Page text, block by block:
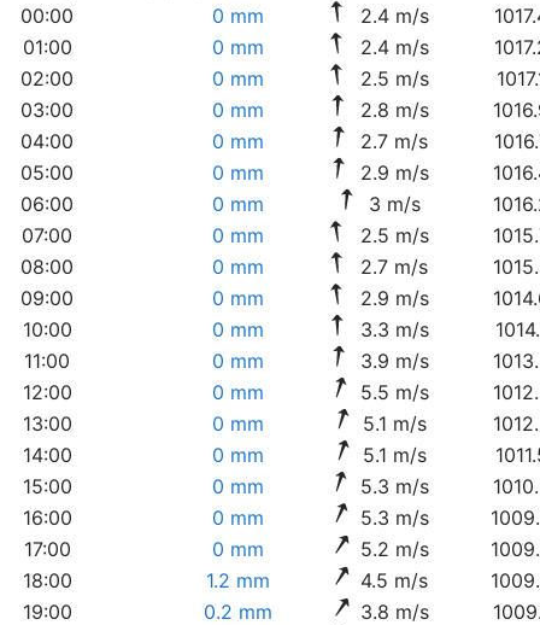
00:00
0 mm 2.4 m/s
01:00
0 mm 2.4 m/s
02:00
0 mm 2.5 m/s
03:00
0 mm 2.8 m/s
04:00
0 mm 2.7 m/s
05:00
0 mm 2.9 m/s
06:00
0 mm 3 m/s
07:00
0 mm 2.5 m/s
08:00
0 mm 2.7 m/s
09:00
0 mm 2.9 m/s
10:00
0 mm 3.3 m/s
11:00
0 mm 3.9 m/s
12:00
0 mm 5.5 m/s
13:00
0 mm 5.1 m/s
14:00
0 mm 5.1 m/s
15:00
0 mm 5.3 m/s
16:00
0 mm 5.3 m/s
17:00
0 mm 5.2 m/s
18:00
1.2 mm 4.5 m/s
19:00
0.2 mm 3.8 m/s